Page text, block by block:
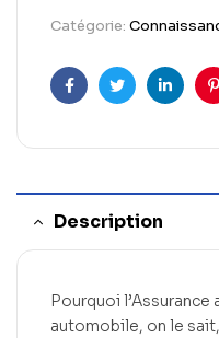
Catégorie:
FacebookTwitter
Description
Pourquoi l’Assurance
automobile, on le